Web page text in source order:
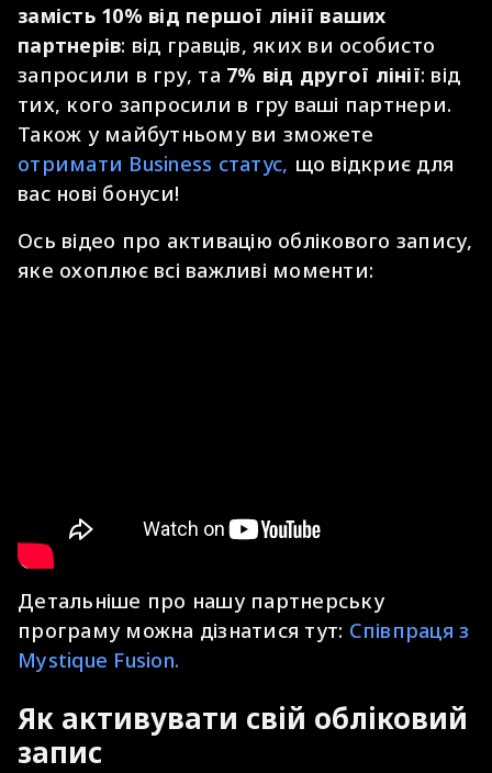
замість 10% від першої лінії ваших
партнерів: від гравців, яких ви особисто
запросили в гру, та 7% від другої лінії: від
тих, кого запросили в гру ваші партнери.
Також у майбутньому ви зможете
отримати Business статус, що відкриє для
вас нові бонуси!
Ось відео про активацію облікового запису,
яке охоплює всі важливі моменти:
Детальніше про нашу партнерську
програму можна дізнатися тут: Співпраця з
Mystique Fusion.
Як активувати свій обліковий
запис